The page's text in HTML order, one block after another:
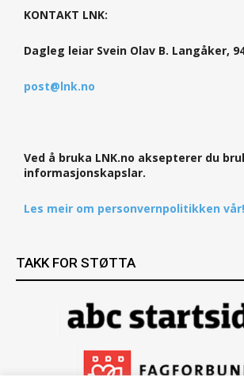
KONTAKT LNK:
Dagleg leiar Svein Olav B. Langåker,
post@lnk.no
Ved å bruka LNK.no aksepterer du
informasjonskapslar.
Les meir om personvernpolitikken vår!
TAKK FOR STØTTA